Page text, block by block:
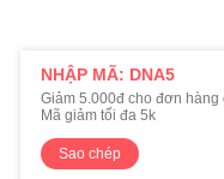
NHẬP MÃ: DNA5
Giảm 5.000đ cho đơn hàng
Mã giảm tối đa 5k
Sao chép